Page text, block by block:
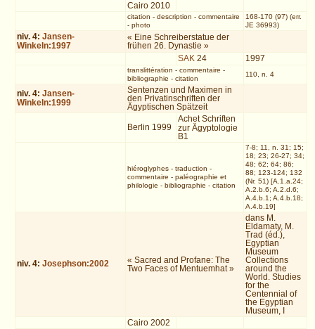
Cairo 2010
citation - description - commentaire
- photo
168-170 (97) (err.
JE 36993)
niv. 4:Jansen-
Winkeln:1997
« Eine Schreiberstatue der
frühen 26. Dynastie »
SAK 24 1997
translittération - commentaire -
bibliographie - citation
110, n. 4
niv. 4:Jansen-
Winkeln:1999
Sentenzen und Maximen in
den Privatinschriften der
Ägyptischen Spätzeit
Berlin 1999
Achet Schriften
zur Ägyptologie
B1
hiéroglyphes- traduction -
commentaire - paléographie et
philologie - bibliographie - citation
7-8; 11, n. 31; 15;
18; 23; 26-27; 34;
48; 62; 64; 86;
88; 123-124; 132
(Nr. 51) [A.1.a.24;
A.2.b.6; A.2.d.6;
A.4.b.1; A.4.b.18;
A.4.b.19]
niv. 4:Josephson:2002
« Sacred and Profane: The
Two Faces of Mentuemhat »
dans M.
Eldamaty, M.
Trad (éd.),
Egyptian
Museum
Collections
around the
World. Studies
for the
Centennial of
the Egyptian
Museum, I
Cairo 2002